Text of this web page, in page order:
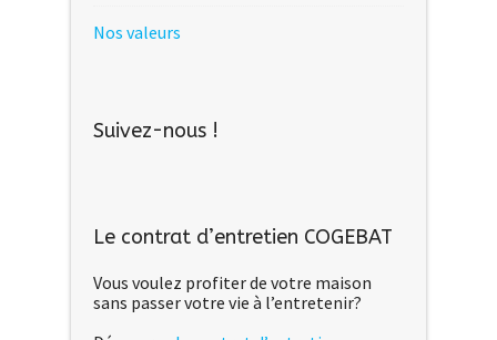
Nos valeurs
Suivez-nous !
Le contrat d’entretien COGEBAT
Vous voulez profiter de votre maison
sans passer votre vie à l’entretenir?